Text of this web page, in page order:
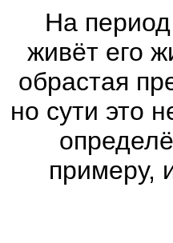
На
живёт его
обрастая
но сути это
примеру,